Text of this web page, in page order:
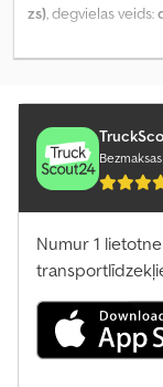
zs), degvielas veids:
emisijas klase:Euro
(ESP), gaisa
Numur 1